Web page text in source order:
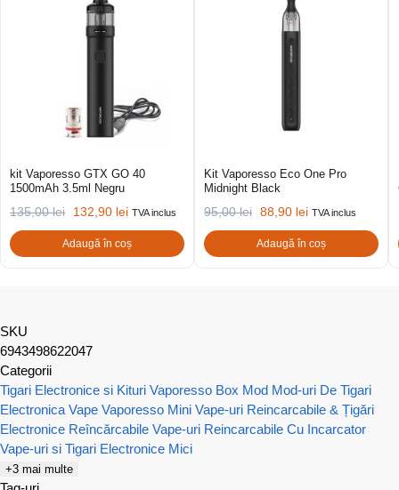
kit Vaporesso GTX GO 40
1500mAh 3.5ml Negru
135,00lei 132,90 lei TVA inclus
Adaugă în coș
Kit Vaporesso Eco One Pro
Midnight Black
95,00lei 88,90 lei TVA inclus
Adaugă în coș
SKU
6943498622047
Categorii
Tigari Electronice si Kituri Vaporesso Box Mod Mod-uri De Tigari
Electronica Vape Vaporesso Mini Vape-uri Reincarcabile & Țigări
Electronice Reîncărcabile Vape-uri Reincarcabile Cu Incarcator
Vape-uri si Tigari Electronice Mici
+3 mai multe